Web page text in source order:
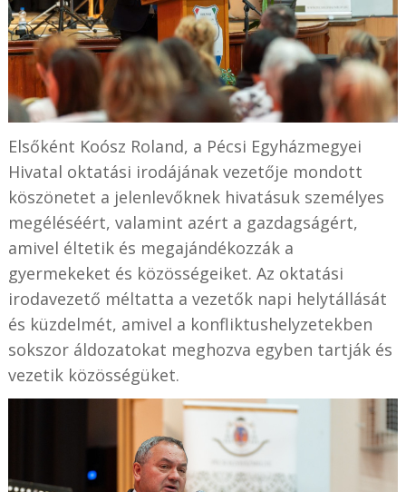
Elsőként Koósz Roland, a Pécsi Egyházmegyei
Hivatal oktatási irodájának vezetője mondott
köszönetet a jelenlevőknek hivatásuk személyes
megéléséért, valamint azért a gazdagságért,
amivel éltetik és megajándékozzák a
gyermekeket és közösségeiket. Az oktatási
irodavezető méltatta a vezetők napi helytállását
és küzdelmét, amivel a konfliktushelyzetekben
sokszor áldozatokat meghozva egyben tartják és
vezetik közösségüket.